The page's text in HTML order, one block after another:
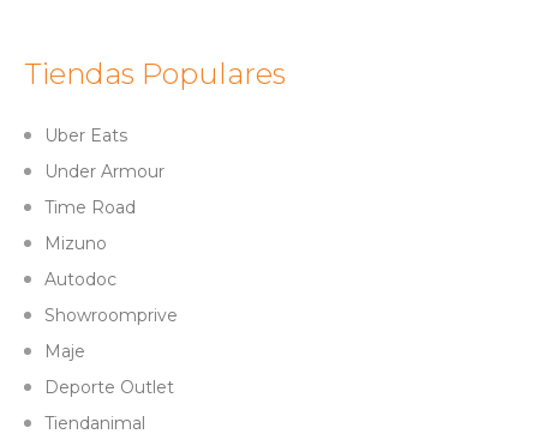
Tiendas Populares
Uber Eats
Under Armour
Time Road
Mizuno
Autodoc
Showroomprive
Maje
Deporte Outlet
Tiendanimal